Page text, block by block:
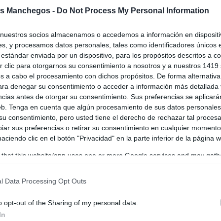
Manchegos - Do Not Process My Personal Information
socios almacenamos o accedemos a información en
y procesamos datos personales, tales como identificadores únicos
enviada por un dispositivo, para los propósitos descritos a
clic para otorgarnos su consentimiento a nosotros y a nuestros 1419
a cabo el procesamiento con dichos propósitos. De forma
denegar su consentimiento o acceder a información más detallada
antes de otorgar su consentimiento. Sus preferencias se
Tenga en cuenta que algún procesamiento de sus datos
consentimiento, pero usted tiene el derecho de rechazar tal
sus preferencias o retirar su consentimiento en cualquier
clic en el botón "Privacidad" en la parte inferior de la página
that this website/app uses one or more Google services and may
but not limited to your visit or usage behaviour. You may
to Google and its third-party tags to use your data for below specified
consent section.
Data Processing Opt Outs
opt-out of the Sharing of my personal data.
1.700 niños y niñas vivieron la magia
de Barrio de Maternidad
05/01/2026
volvió a dejar huella en el barrio de Maternidad. La Habitación de los
instalada en el Barrio Maternidad, cerró su...
abre la “Habitación de los Reyes
en Maternidad: tercera edición con
y novedades
de Vecinos de Maternidad deja “todo listo” para una de las
Maternidad de Tomelloso